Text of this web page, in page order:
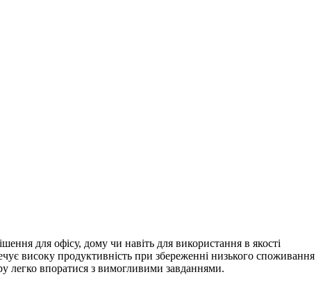
для офісу, дому чи навіть для використання в якості
високу продуктивність при збереженні низького споживання
легко впоратися з вимогливими завданнями.